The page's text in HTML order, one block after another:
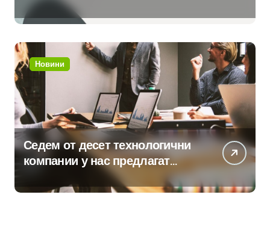
клиенти на бизнес
приложения
Новини
Седем от десет технологични
компании у нас предлагат
хибридна работа